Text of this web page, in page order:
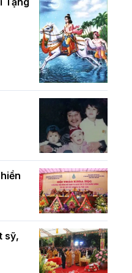
–
tín Phần 7: Luật nhân
sỹ,